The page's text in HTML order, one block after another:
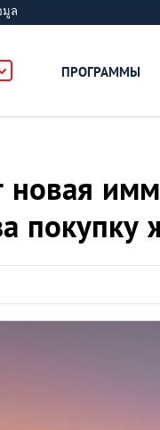
ล
ПРОГРАММЫ
новая
покупку